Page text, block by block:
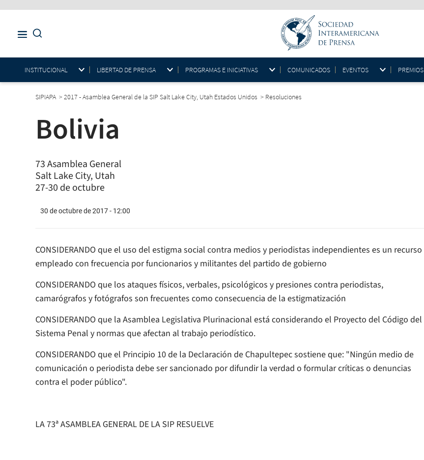
INSTITUCIONAL LIBERTAD DE PRENSA PROGRAMAS E INICIATIVAS COMUNICADOS EVENTOS PREMIOS
SIPIAPA >2017 - Asamblea General de la SIP Salt Lake City, Utah Estados Unidos > Resoluciones
Bolivia
73 Asamblea General
Salt Lake City, Utah
27-30 de octubre
30 de octubre de 2017 - 12:00
CONSIDERANDO que el uso del estigma social contra medios y periodistas independientes es un recurso
empleado con frecuencia por funcionarios y militantes del partido de gobierno
CONSIDERANDO que los ataques físicos, verbales, psicológicos y presiones contra periodistas,
camarógrafos y fotógrafos son frecuentes como consecuencia de la estigmatización
CONSIDERANDO que la Asamblea Legislativa Plurinacional está considerando el Proyecto del Código del
Sistema Penal y normas que afectan al trabajo periodístico.
CONSIDERANDO que el Principio 10 de la Declaración de Chapultepec sostiene que: "Ningún medio de
comunicación o periodista debe ser sancionado por difundir la verdad o formular críticas o denuncias
contra el poder público".
LA 73ª ASAMBLEA GENERAL DE LA SIP RESUELVE